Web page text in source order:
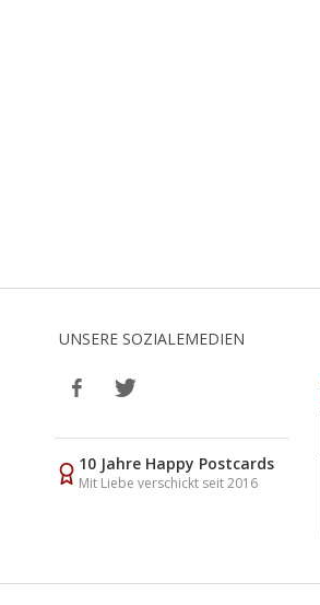
UNSERE SOZIALEMEDIEN
10 Jahre Happy Postcards
Mit Liebe verschickt seit 2016